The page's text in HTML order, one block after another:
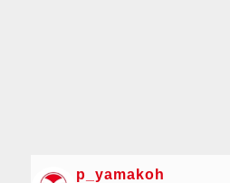
p_yamakoh